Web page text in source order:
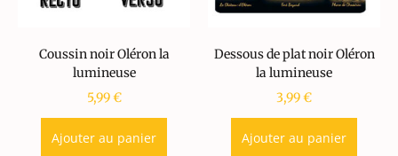
Coussin noir Oléron la
lumineuse
5,99€
Ajouter au panier
Dessous de plat noir Oléron
la lumineuse
3,99€
Ajouter au panier